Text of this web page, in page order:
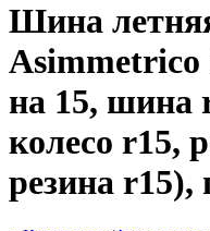
Шина
Asimmetrico
на 15, шина
колесо r15,
резина r15),